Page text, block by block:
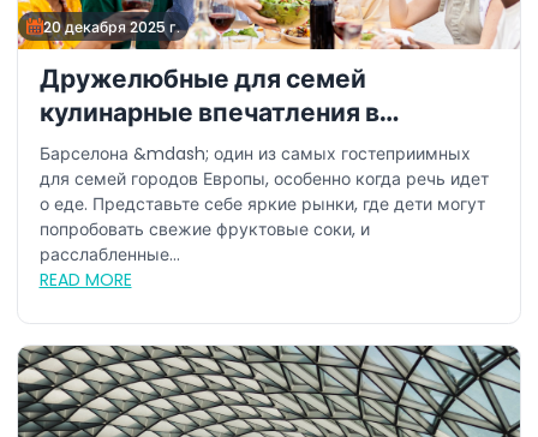
20 декабря 2025 г.
Дружелюбные для семей
кулинарные впечатления в
Барселоне
Барселона &mdash; один из самых гостеприимных
для семей городов Европы, особенно когда речь идет
о еде. Представьте себе яркие рынки, где дети могут
попробовать свежие фруктовые соки, и
расслабленные...
READ MORE